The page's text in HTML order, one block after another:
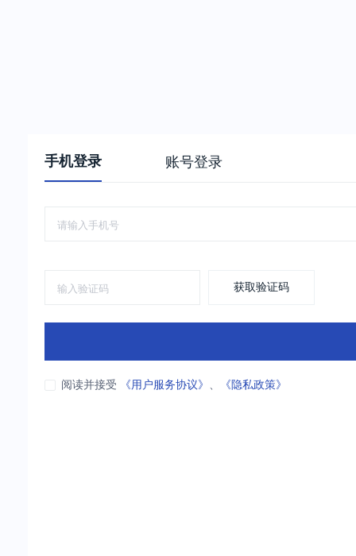
手机登录 账号登录
获取验证码
阅读并接受 《用户服务协议》 、 《隐私政策》